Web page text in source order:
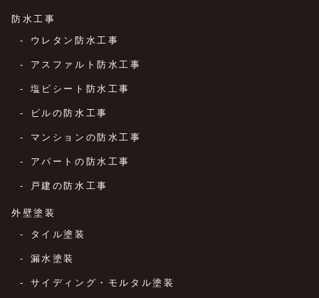
防水工事
ウレタン防水工事
アスファルト防水工事
塩ビシート防水工事
ビルの防水工事
マンションの防水工事
アパートの防水工事
戸建の防水工事
外壁塗装
タイル塗装
漏水塗装
サイディング・モルタル塗装